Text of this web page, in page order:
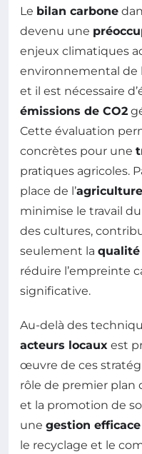
Le bilan carbone
devenu une
enjeux climatiques
environnemental de
et il est nécessaire
émissions de CO2
Cette évaluation
concrètes pour une
pratiques agricoles.
place de l’
minimise le travail
des cultures,
seulement la qualité
réduire l’empreinte
significative.
Au-delà des
acteurs locaux est
œuvre de ces
rôle de premier plan
et la promotion de
une gestion
le recyclage et le